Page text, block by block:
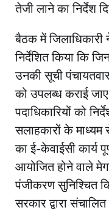
तेजी लाने का निर्देश
बैठक में
निर्देशित किया कि
उनकी सूची
को उपलब्ध कराई
पदाधिकारियों को
सलाहकारों के
का ई-केवाईसी कार्य
आयोजित होने वाले
पंजीकरण सुनिश्चित
सरकार द्वारा